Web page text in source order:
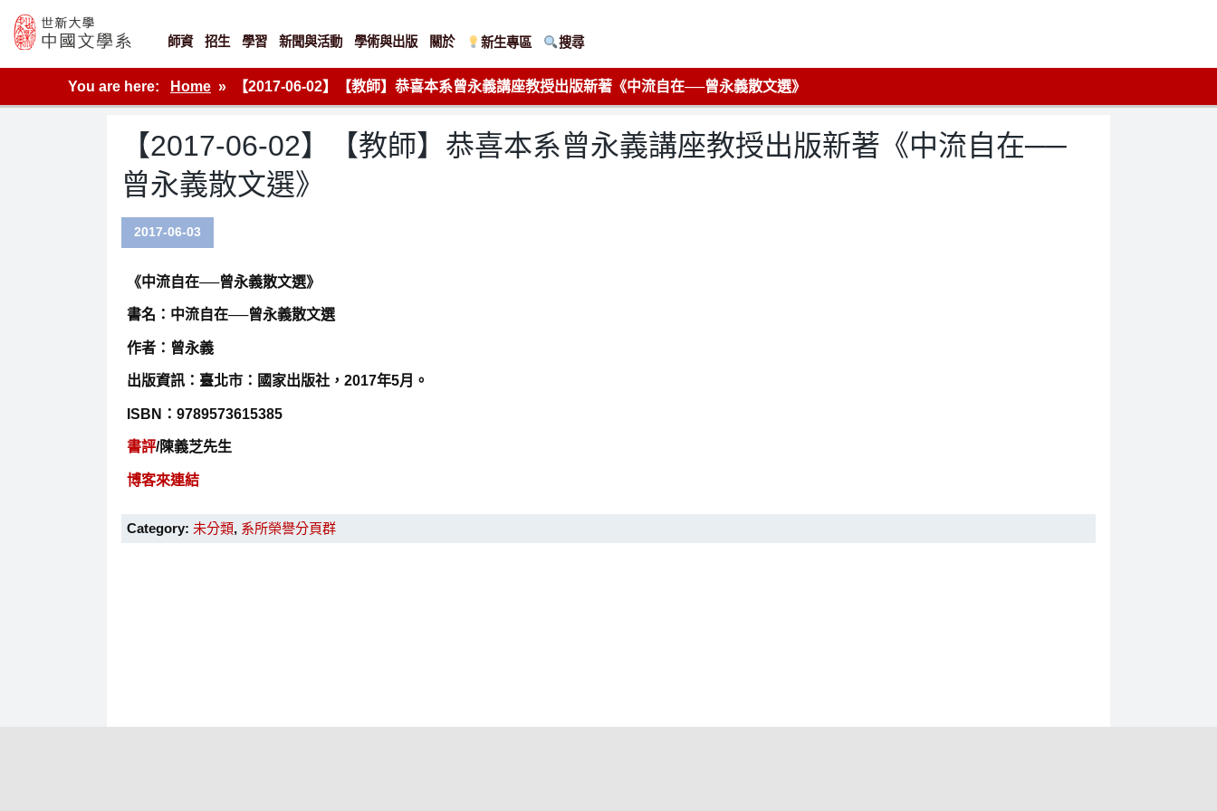
content
世新大學教學單位的網站
師資 招生 學習 新聞與活動 學術與出版 關於 新生專區 搜尋
You are here: Home 【2017-06-02】【教師】恭喜本系曾永義講座教授出版新著《中流自在──曾永義散文選》
【2017-06-02】【教師】恭喜本系曾永義講座教授出版新著《中流自在──
曾永義散文選》
2017-06-03
《中流自在──曾永義散文選》
書名：中流自在──曾永義散文選
作者：曾永義
出版資訊：臺北市：國家出版社， 2017年5月。
ISBN ： 9789573615385
書評/陳義芝先生
博客來連結
Category: 未分類, 系所榮譽分頁群